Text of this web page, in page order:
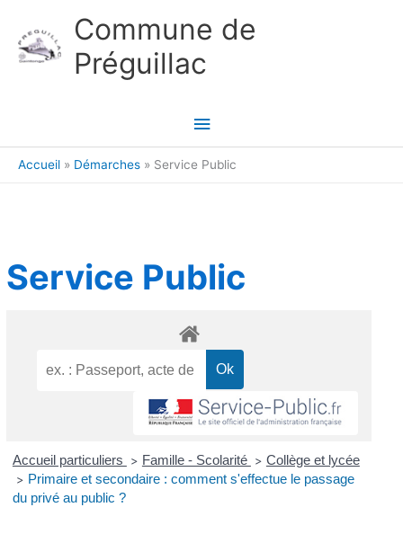
Commune de
Préguillac
Menu
principal
Accueil Démarches Service Public
Service Public
Accueil particuliers > Famille - Scolarité > Collège et lycée
> Primaire et secondaire : comment s'effectue le passage
du privé au public ?